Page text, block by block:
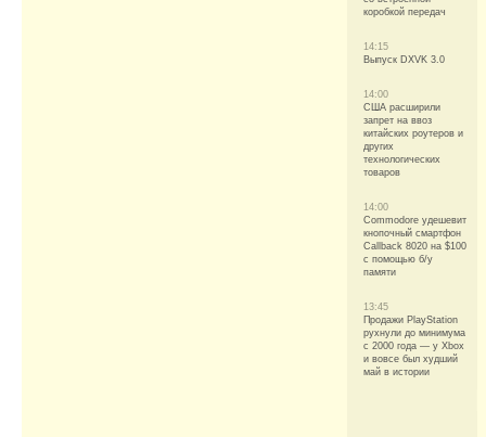
коробкой передач
14:15
Выпуск DXVK 3.0
14:00
США расширили
запрет на ввоз
китайских роутеров и
других
технологических
товаров
14:00
Commodore удешевит
кнопочный смартфон
Callback 8020 на $100
с помощью б/у
памяти
13:45
Продажи PlayStation
рухнули до минимума
с 2000 года — у Xbox
и вовсе был худший
май в истории